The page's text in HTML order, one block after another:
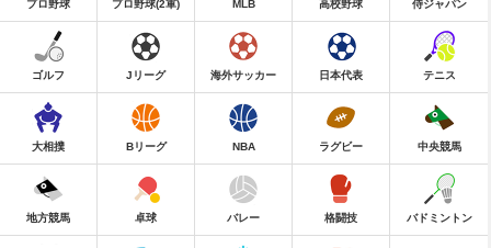
プロ野球 プロ野球(2軍) MLB 高校野球 侍ジャパン
ゴルフ Jリーグ 海外サッカー 日本代表 テニス
大相撲 Bリーグ NBA ラグビー 中央競馬
地方競馬 卓球 バレー 格闘技 バドミントン